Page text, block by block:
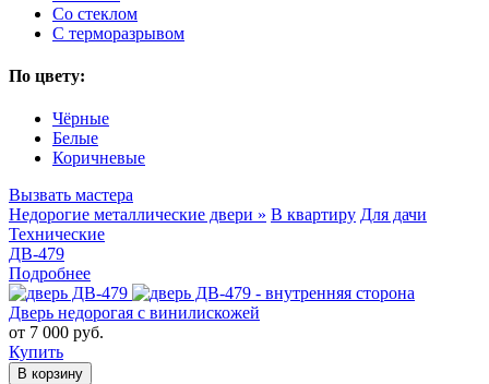
Со стеклом
С терморазрывом
По цвету:
Чёрные
Белые
Коричневые
Вызвать мастера
Недорогие металлические двери » В квартиру Для дачи
Технические
ДВ-479
Подробнее
Дверь недорогая с винилискожей
от 7 000 руб.
Купить
В корзину